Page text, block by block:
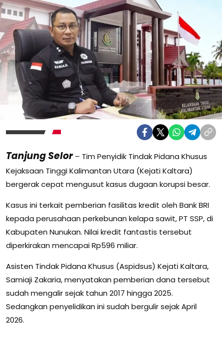
Tanjung Selor– Tim Penyidik Tindak Pidana Khusus
Kejaksaan Tinggi Kalimantan Utara (Kejati Kaltara)
bergerak cepat mengusut kasus dugaan korupsi besar.
Kasus ini terkait pemberian fasilitas kredit oleh Bank BRI
kepada perusahaan perkebunan kelapa sawit, PT SSP, di
Kabupaten Nunukan. Nilai kredit fantastis tersebut
diperkirakan mencapai Rp596 miliar.
Asisten Tindak Pidana Khusus (Aspidsus) Kejati Kaltara,
Samiaji Zakaria, menyatakan pemberian dana tersebut
sudah mengalir sejak tahun 2017 hingga 2025.
Sedangkan penyelidikan ini sudah bergulir sejak April
2026.